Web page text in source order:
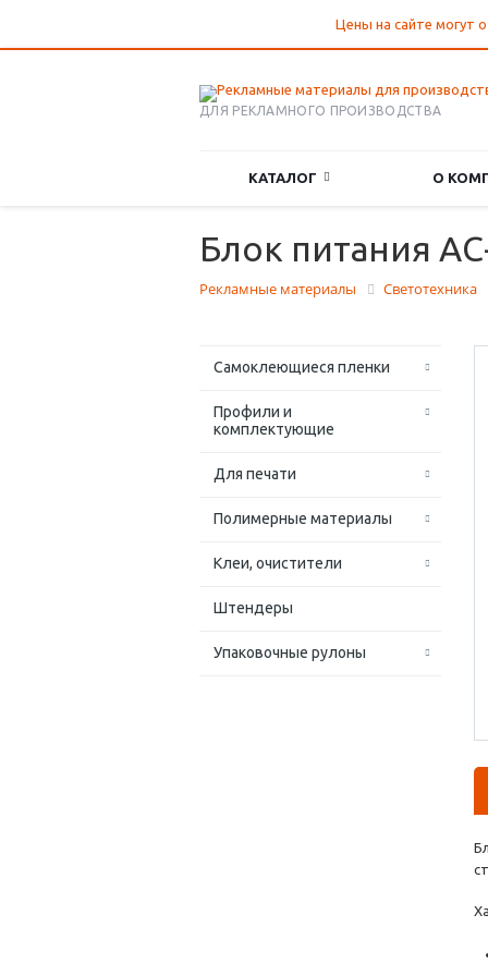
Цены на сайте могут
ДЛЯ РЕКЛАМНОГО ПРОИЗВОДСТВА
КАТАЛОГ О
Блок питания
Рекламные материалы Светотехника
Самоклеющиеся пленки
Профили и
комплектующие
Для печати
Полимерные материалы
Клеи, очистители
Штендеры
Упаковочные рулоны